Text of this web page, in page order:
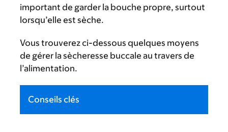
important de garder la bouche propre, surtout
lorsqu’elle est sèche.
Vous trouverez ci-dessous quelques moyens
de gérer la sècheresse buccale au travers de
l’alimentation.
Conseils clés